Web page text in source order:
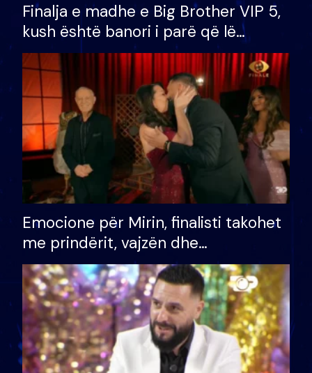
Finalja e madhe e Big Brother VIP 5,
kush është banori i parë që lë
shtëpinë dhe humb mundësinë për
të fituar çmimin e madh
Emocione për Mirin, finalisti takohet
me prindërit, vajzën dhe
bashkëshorten: S’kemi ndonjë letër
divorci apo jo?